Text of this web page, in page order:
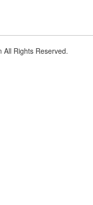
Rights Reserved.